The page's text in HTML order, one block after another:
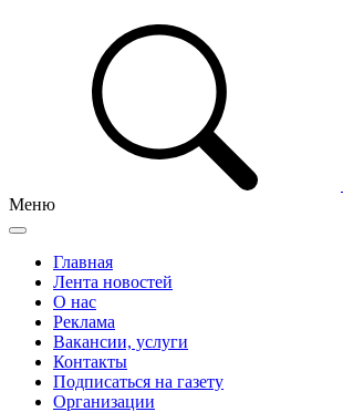
Меню
Главная
Лента новостей
О нас
Реклама
Вакансии, услуги
Контакты
Подписаться на газету
Организации